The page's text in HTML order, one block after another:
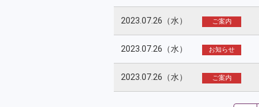
2023.07.26（水） ご案内
2023.07.26（水） お知らせ
2023.07.26（水） ご案内